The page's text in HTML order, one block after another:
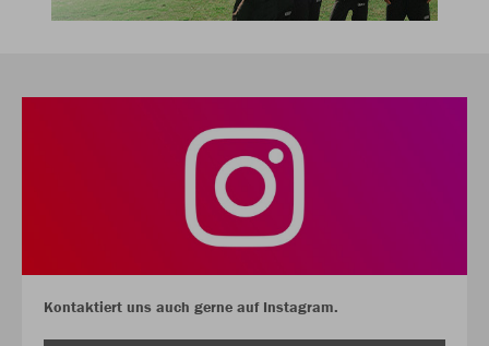
Kontaktiert uns auch gerne auf Instagram.